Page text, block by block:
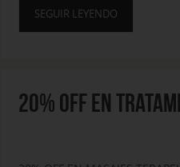
SEGUIR LEYENDO
20% OFF EN